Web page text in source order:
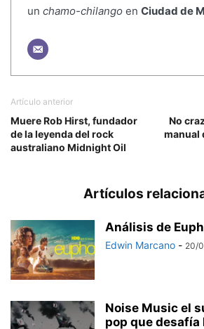
un chamo-chilangoen Ciudad de
Artículo anterior
Muere Rob Hirst, fundador
de la leyenda del rock
australiano Midnight Oil
No
manual
Artículos
Análisis de
Edwin Marcano - 20/
Noise Music el
pop que desafía